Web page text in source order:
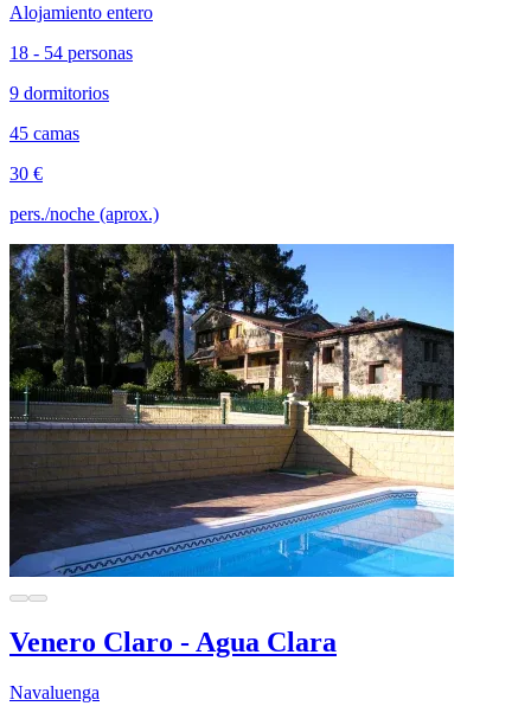
Alojamiento entero
18 - 54 personas
9 dormitorios
45 camas
30 €
pers./noche (aprox.)
Venero Claro - Agua Clara
Navaluenga